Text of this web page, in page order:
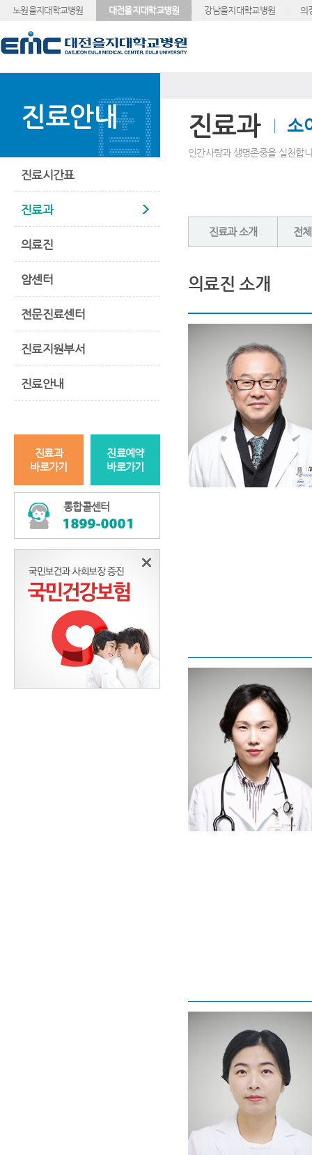
노원을지대학교병원 대전을지대학교병원 강남을지대학교병원 의
진료안내
진료시간표
진료과
의료진
암센터
전문진료센터
진료지원부서
진료안내
진료과
바로가기
진료예약
바로가기
통합콜센터
진료과 소
인간사랑과 생명존중을 실천합
진료과 소개 전
의료진 소개